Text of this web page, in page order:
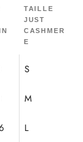
TAILLE
JUST
CASHMER
E
S
M
L